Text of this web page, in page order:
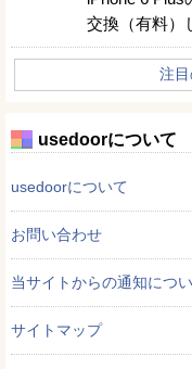
交換（有料）
注
usedoorについて
usedoorについて
お問い合わせ
当サイトからの通知につ
サイトマップ